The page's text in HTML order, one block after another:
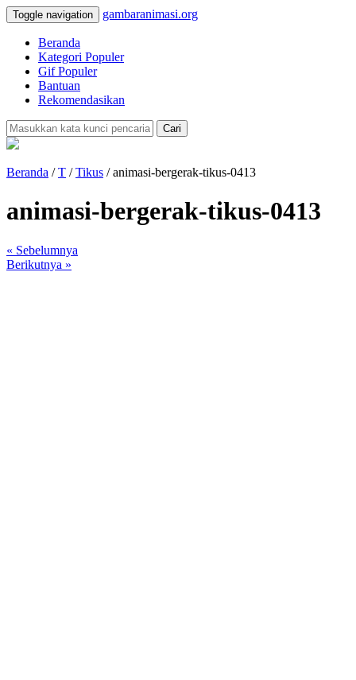
Toggle navigation gambaranimasi.org
Beranda
Kategori Populer
Gif Populer
Bantuan
Rekomendasikan
Cari
Beranda /T /Tikus / animasi-bergerak-tikus-0413
animasi-bergerak-tikus-0413
« Sebelumnya
Berikutnya »